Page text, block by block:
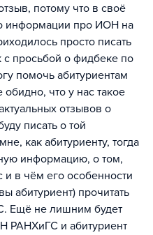
потому что в своё
информации про ИОН на
просто писать
с просьбой о фидбеке по
помочь абитуриентам
что у нас такое
отзывов о
писать о той
как абитуриенту, тогда
информацию, о том,
и в чём его особенности
абитуриент) прочитать
Ещё не лишним будет
РАНХиГС и абитуриент